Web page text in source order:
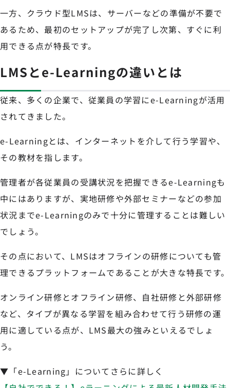
一方、クラウド型LMSは、サーバーなどの準備が不要で
あるため、最初のセットアップが完了し次第、すぐに利
用できる点が特長です。
LMSとe-Learningの違いとは
従来、多くの企業で、従業員の学習にe-Learningが活用
されてきました。
e-Learningとは、インターネットを介して行う学習や、
その教材を指します。
管理者が各従業員の受講状況を把握できるe-Learningも
中にはありますが、実地研修や外部セミナーなどの参加
状況までe-Learningのみで十分に管理することは難しい
でしょう。
その点において、LMSはオフラインの研修についても管
理できるプラットフォームであることが大きな特長です。
オンライン研修とオフライン研修、自社研修と外部研修
など、タイプが異なる学習を組み合わせて行う研修の運
用に適している点が、LMS最大の強みといえるでしょ
う。
▼「e-Learning」についてさらに詳しく